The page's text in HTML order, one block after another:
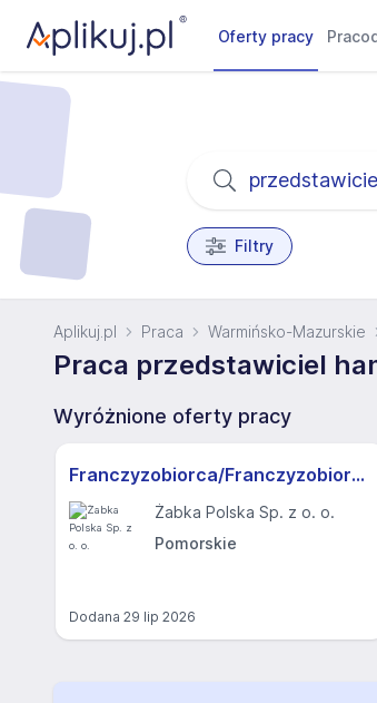
Oferty pracy
Filtry
Aplikuj.pl Praca Warmińsko-Mazurskie
Praca przedstawiciel
Wyróżnione oferty pracy
Franczyzobiorca/Franczyzobiorczyni sklepu Żabka
Żabka Polska Sp. z o. o.
Pomorskie
Dodana 29 lip 2026